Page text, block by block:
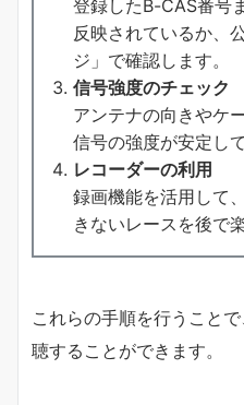
登録したB-CAS番号
反映されているか、
ジ」で確認します。
信号強度のチェック
アンテナの向きやケ
信号の強度が安定し
レコーダーの利用
録画機能を活用して
きないレースを後で
これらの手順を行うこと
聴することができます。